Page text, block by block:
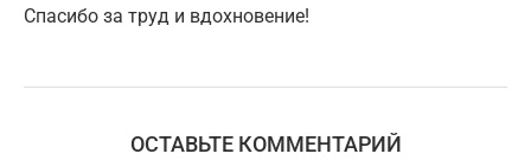
Спасибо за труд и вдохновение!
ОСТАВЬТЕ КОММЕНТАРИЙ